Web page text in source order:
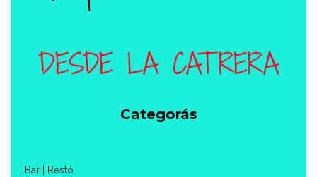
Categorás
Bar | Restó